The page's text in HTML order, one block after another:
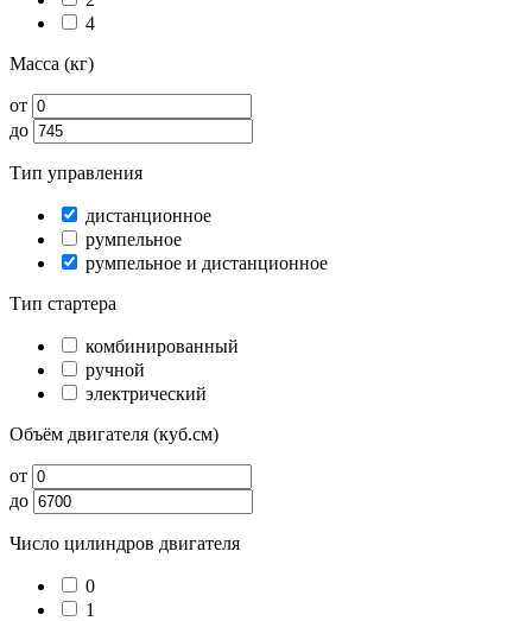
4
Масса (кг)
от
до
Тип управления
дистанционное
румпельное
румпельное и дистанционное
Тип стартера
комбинированный
ручной
электрический
Объём двигателя (куб.см)
от
до
Число цилиндров двигателя
0
1